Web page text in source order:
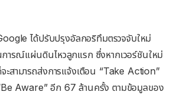
ได้ปรับปรุงอัลกอริทึมตรวจจับใหม่
ารณ์แผ่นดินไหวลูกแรก ซึ่งหากเวอร์ชันใหม่
สามารถส่งการแจ้งเตือน “Take Action”
Aware” อีก 67 ล้านครั้ง ตามข้อมูลของ